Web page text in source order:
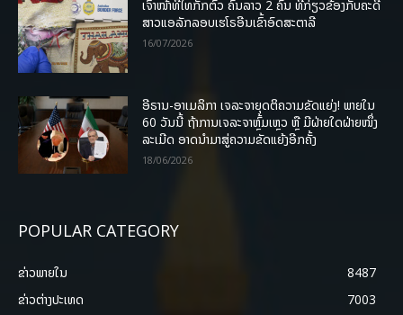
ເຈົ້າໜ້າທີ່ໄທກັກຕົວ ຄົນລາວ 2 ຄົນ ທີ່ກ່ຽວຂ້ອງກັບຄະດີ
ສາວແອລັກລອບເຮໂຣອີນເຂົ້າອົດສະຕາລີ
16/07/2026
ອີຣານ-ອາເມລິກາ ເຈລະຈາຍຸດຕິຄວາມຂັດແຍ່ງ! ພາຍໃນ
60 ວັນນີ້ ຖ້າການເຈລະຈາຫຼົ້ມເຫຼວ ຫຼື ມີຝ່າຍໃດຝ່າຍໜຶ່ງ
ລະເມີດ ອາດນໍາມາສູ່ຄວາມຂັດແຍ້ງອີກຄັ້ງ
18/06/2026
POPULAR CATEGORY
ຂ່າວພາຍ​ໃນ
8487
ຂ່າວຕ່າງປະເທດ
7003